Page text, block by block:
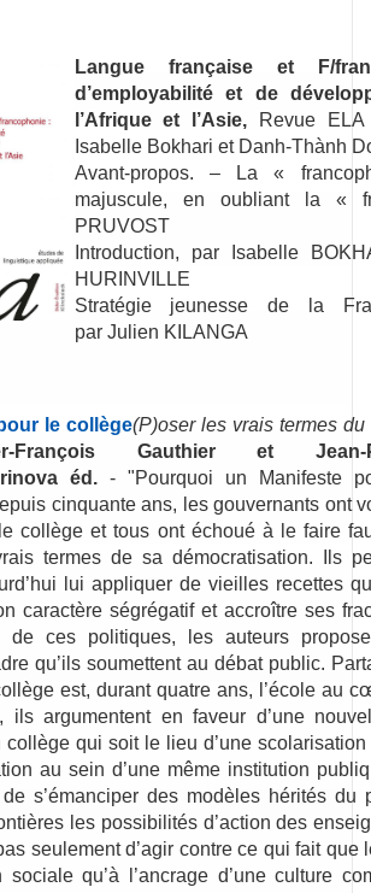
Langue française et F/
d’employabilité et de
l’Afrique et l’Asie,
Revue
Isabelle Bokhari et Danh-Thành
Avant-propos. – La «
majuscule, en oubliant la «
PRUVOST
Introduction, par Isabelle
HURINVILLE
Stratégie jeunesse de la
par Julien KILANGA
le collège(P)oser les vrais termes du
François Gauthier et Jean-
éd.- "Pourquoi un Manifeste
cinquante ans, les gouvernants ont
collège et tous ont échoué à le faire
termes de sa démocratisation. Ils
lui appliquer de vieilles recettes
caractère ségrégatif et accroître ses
de ces politiques, les auteurs
qu’ils soumettent au débat public.
est, durant quatre ans, l’école au
ils argumentent en faveur d’une
collège qui soit le lieu d’une
au sein d’une même institution
s’émanciper des modèles hérités du
les possibilités d’action des
pas seulement d’agir contre ce qui fait
sociale qu’à l’ancrage d’une culture